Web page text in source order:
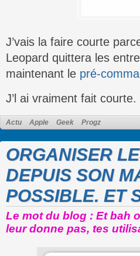
J’vais la faire courte
Leopard quittera les
maintenant le pré-
J’l ai vraiment fait courte.
Actu Apple Geek Progz
ORGANISER
DEPUIS SON
POSSIBLE. ET
Le mot du blog : Et bah
leur donne pas, tes